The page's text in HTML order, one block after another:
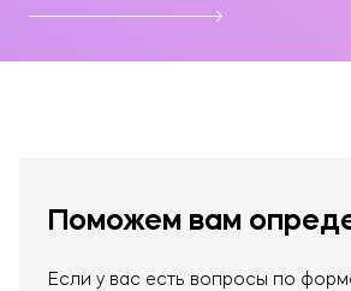
Поможем вам
Если у вас есть вопросы по